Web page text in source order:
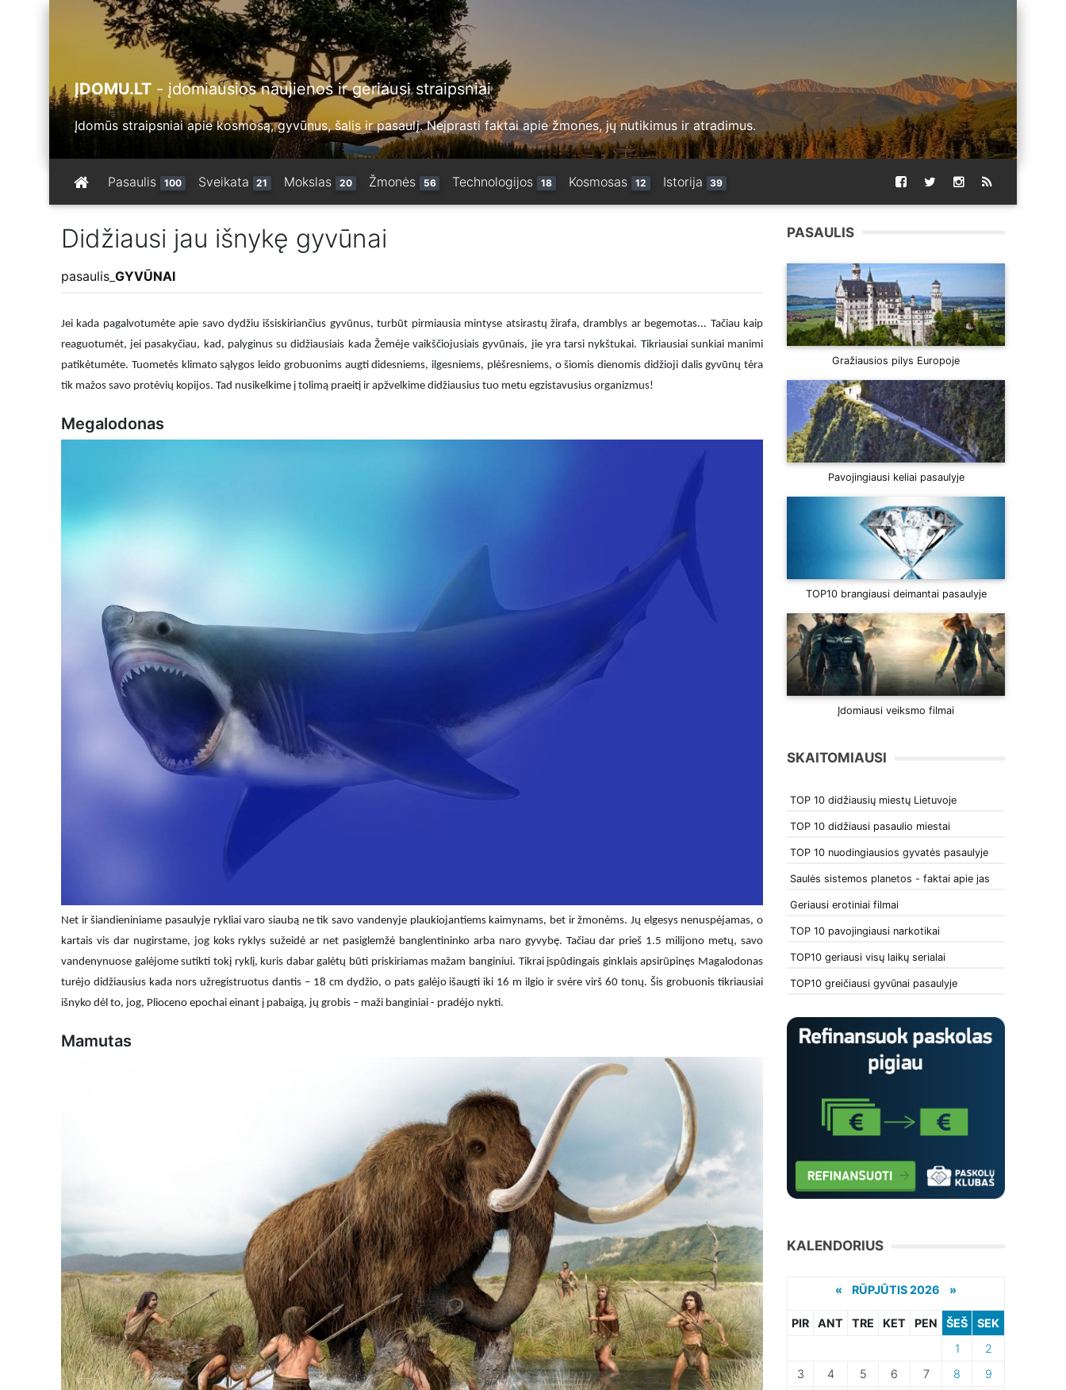
ĮDOMU.LT - įdomiausios naujienos ir geriausi straipsniai
Įdomūs straipsniai apie kosmosą, gyvūnus, šalis ir pasaulį. Neįprasti faktai apie žmones, jų nutikimus ir atradimus.
Pasaulis 100 Sveikata 21 Mokslas 20 Žmonės 56 Technologijos 18 Kosmosas 12 Istorija 39
Didžiausi jau išnykę gyvūnai
pasaulis GYVŪNAI
Jei kada pagalvotumėte apie savo dydžiu išsiskiriančius gyvūnus, turbūt pirmiausia mintyse atsirastų žirafa, dramblys ar begemotas... Tačiau kaip
reaguotumėt, jei pasakyčiau, kad, palyginus su didžiausiais kada Žemėje vaikščiojusiais gyvūnais, jie yra tarsi nykštukai. Tikriausiai sunkiai manimi
patikėtumėte. Tuometės klimato sąlygos leido grobuonims augti didesniems, ilgesniems, plėšresniems, o šiomis dienomis didžioji dalis gyvūnų tėra
tik mažos savo protėvių kopijos. Tad nusikelkime į tolimą praeitį ir apžvelkime didžiausius tuo metu egzistavusius organizmus!
Megalodonas
Net ir šiandieniniame pasaulyje rykliai varo siaubą ne tik savo vandenyje plaukiojantiems kaimynams, bet ir žmonėms. Jų elgesys nenuspėjamas, o
kartais vis dar nugirstame, jog koks ryklys sužeidė ar net pasiglemžė banglentininko arba naro gyvybę. Tačiau dar prieš 1.5 milijono metų, savo
vandenynuose galėjome sutikti tokį ryklį, kuris dabar galėtų būti priskiriamas mažam banginiui. Tikrai įspūdingais ginklais apsirūpinęs Magalodonas
turėjo didžiausius kada nors užregistruotus dantis – 18 cm dydžio, o pats galėjo išaugti iki 16 m ilgio ir svėre virš 60 tonų. Šis grobuonis tikriausiai
išnyko dėl to, jog, Plioceno epochai einant į pabaigą, jų grobis – maži banginiai - pradėjo nykti.
Mamutas
PASAULIS
Gražiausios pilys Europoje
Pavojingiausi keliai pasaulyje
TOP10 brangiausi deimantai pasaulyje
Įdomiausi veiksmo filmai
SKAITOMIAUSI
TOP 10 didžiausių miestų Lietuvoje
TOP 10 didžiausi pasaulio miestai
TOP 10 nuodingiausios gyvatės pasaulyje
Saulės sistemos planetos - faktai apie jas
Geriausi erotiniai filmai
TOP 10 pavojingiausi narkotikai
TOP10 geriausi visų laikų serialai
TOP10 greičiausi gyvūnai pasaulyje
KALENDORIUS
« RŪPJŪTIS 2026 »
PIR ANT TRE KET PEN ŠEŠ
SEK
1
2
3
4 5 6 7 8
9